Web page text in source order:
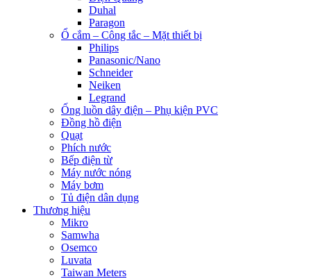
Duhal
Paragon
Ổ cắm – Công tắc – Mặt thiết bị
Philips
Panasonic/Nano
Schneider
Neiken
Legrand
Ống luồn dây điện – Phụ kiện PVC
Đồng hồ điện
Quạt
Phích nước
Bếp điện từ
Máy nước nóng
Máy bơm
Tủ điện dân dụng
Thương hiệu
Mikro
Samwha
Osemco
Luvata
Taiwan Meters